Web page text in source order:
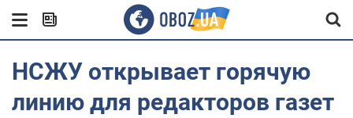
НСЖУ открывает горячую
линию для редакторов газет